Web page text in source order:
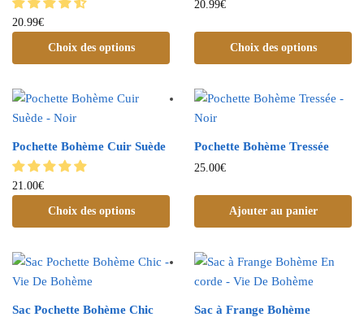
20.99€
Choix des options
20.99€
Choix des options
Pochette Bohème Cuir Suède
21.00€
Choix des options
Pochette Bohème Tressée
25.00€
Ajouter au panier
Sac Pochette Bohème Chic
Sac à Frange Bohème